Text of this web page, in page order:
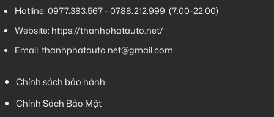
Hotline:0977.383.567-0788.212.999 (7:00-22:00)
Website: https://thanhphatauto.net/
Email:thanhphatauto.net@gmail.com
Chính sách bảo hành
Chính Sách Bảo Mật